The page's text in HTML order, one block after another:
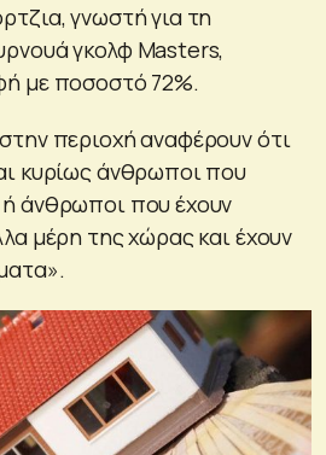
γνωστή για τη
γκολφ Masters,
με ποσοστό 72%.
περιοχή αναφέρουν ότι
κυρίως άνθρωποι που
άνθρωποι που έχουν
μέρη της χώρας και έχουν